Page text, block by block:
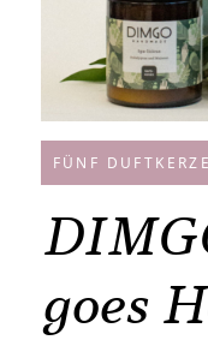
FÜNF
goes